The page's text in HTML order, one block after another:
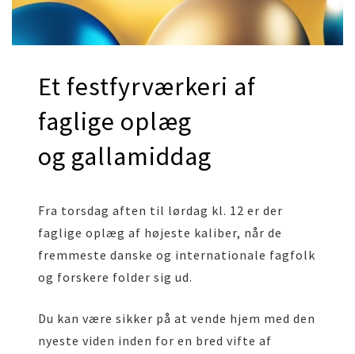
Et festfyrværkeri af
faglige oplæg
og gallamiddag
Fra torsdag aften til lørdag kl. 12 er der
faglige oplæg af højeste kaliber, når de
fremmeste danske og internationale fagfolk
og forskere folder sig ud.
Du kan være sikker på at vende hjem med den
nyeste viden inden for en bred vifte af